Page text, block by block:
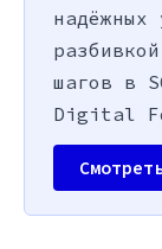
надёжных
шагов в
Digital